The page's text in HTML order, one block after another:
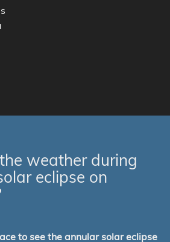
weather during
eclipse on
to see the annular solar eclipse